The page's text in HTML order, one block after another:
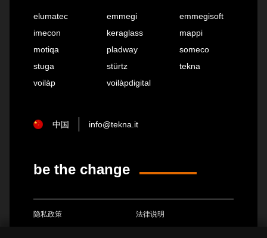
elumatec emmegi
emmegisoft
imecon
keraglass
mappi
motiqa
pladway
someco
stuga
stürtz
tekna
voilàp
voilàpdigital
中国 info@tekna.it
be the change
隐私政策
法律说明